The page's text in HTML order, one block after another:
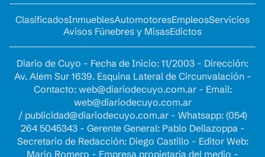
ClasificadosInmueblesAutomotoresEmpleosServicios
Avisos Fúnebres y MisasEdictos
Diario de Cuyo - Fecha de Inicio: 11/2003 - Dirección:
Av. Alem Sur 1639. Esquina Lateral de Circunvalación -
Contacto: web@diariodecuyo.com.ar- Email:
web@diariodecuyo.com.ar
/ publicidad@diariodecuyo.com.ar- Whatsapp: (054)
264 5045343 - Gerente General: Pablo Dellazoppa -
Secretario de Redacción: Diego Castillo - Editor Web:
Mario Romero - Empresa propietaria del medio -